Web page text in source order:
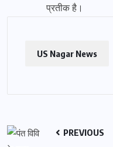
प्रतीक है।
US Nagar News
PREVIOUS